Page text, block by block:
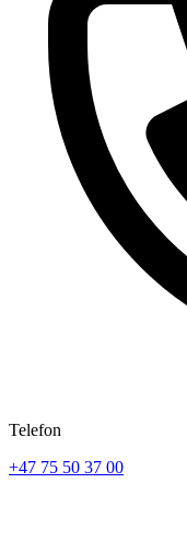
Telefon
+47 75 50 37 00